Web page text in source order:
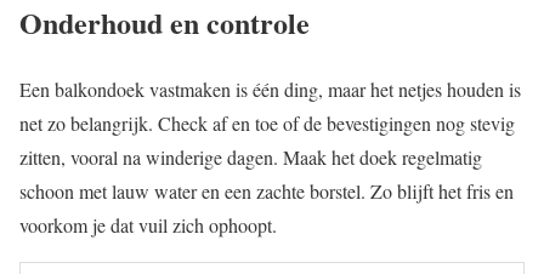
Onderhoud en controle
Een balkondoek vastmaken is één ding, maar het netjes houden is
net zo belangrijk. Check af en toe of de bevestigingen nog stevig
zitten, vooral na winderige dagen. Maak het doek regelmatig
schoon met lauw water en een zachte borstel. Zo blijft het fris en
voorkom je dat vuil zich ophoopt.